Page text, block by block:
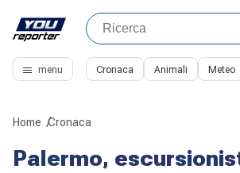
menu Cronaca Animali Meteo
Home Cronaca
Palermo,